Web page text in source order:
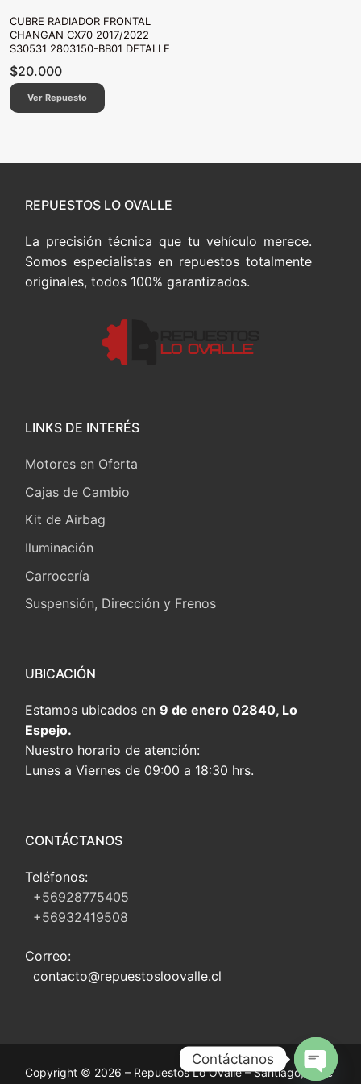
CUBRE RADIADOR FRONTAL
CHANGAN CX70 2017/2022
S30531 2803150-BB01 DETALLE
$20.000
Ver Repuesto
REPUESTOS LO OVALLE
La precisión técnica que tu vehículo merece.
Somos especialistas en repuestos totalmente
originales, todos 100% garantizados.
LINKS DE INTERÉS
Motores en Oferta
Cajas de Cambio
Kit de Airbag
Iluminación
Carrocería
Suspensión, Dirección y Frenos
UBICACIÓN
Estamos ubicados en 9 de enero 02840, Lo
Espejo.
Nuestro horario de atención:
Lunes a Viernes de 09:00 a 18:30 hrs.
CONTÁCTANOS
Teléfonos:
+56928775405
+56932419508
Correo:
contacto@repuestosloovalle.cl
Copyright © 2026 – Repuestos Lo Ovalle – Santiago, Chile
Contáctanos